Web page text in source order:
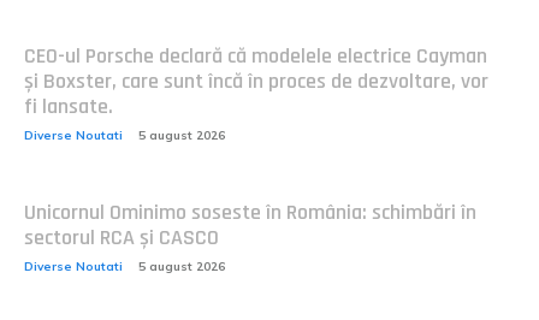
CEO-ul Porsche declară că modelele electrice Cayman
și Boxster, care sunt încă în proces de dezvoltare, vor
fi lansate.
Diverse Noutati 5 august 2026
Unicornul Ominimo soseste în România: schimbări în
sectorul RCA și CASCO
Diverse Noutati 5 august 2026